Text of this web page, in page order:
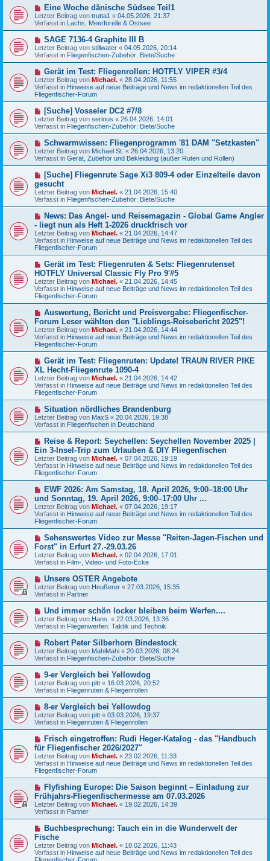
B
e
i
t
a
g
N
e
u
e
B
e
i
t
a
g
Eine Woche dänische Südsee Teil1
Letzter Beitrag von trutta1 « 04.05.2026, 21:37
Verfasst in Lachs, Meerforelle & Ostsee
N
e
u
e
B
e
i
t
r
g
SAGE 7136-4 Graphite III B
Letzter Beitrag von stillwater « 04.05.2026, 20:14
Verfasst in Fliegenfischen-Zubehör: Biete/Suche
N
e
u
e
r
B
i
t
r
a
g
Gerät im Test: Fliegenrollen: HOTFLY VIPER #3/4
Letzter Beitrag von Michael. « 28.04.2026, 11:55
Verfasst in Hinweise auf neue Beiträge und News im redaktionellen Teil des
Fliegenfischer-Forum
N
e
u
e
B
e
i
t
a
g
[Suche] Vosseler DC2 #7/8
Letzter Beitrag von serious « 26.04.2026, 14:01
Verfasst in Fliegenfischen-Zubehör: Biete/Suche
N
e
u
e
B
e
i
t
r
a
g
Schwarmwissen: Fliegenprogramm '81 DAM "Setzkasten"
Letzter Beitrag von Michael St. « 26.04.2026, 13:20
Verfasst in Gerät, Zubehör und Bekleidung (außer Ruten und Rollen)
N
e
u
e
r
B
i
t
r
a
[Suche] Fliegenrute Sage Xi3 809-4 oder Einzelteile davon
gesucht
Letzter Beitrag von Michael. « 21.04.2026, 15:40
Verfasst in Fliegenfischen-Zubehör: Biete/Suche
N
e
u
e
r
B
e
t
r
a
g
News: Das Angel- und Reisemagazin - Global Game Angler
- liegt nun als Heft 1-2026 druckfrisch vor
Letzter Beitrag von Michael. « 21.04.2026, 14:47
Verfasst in Hinweise auf neue Beiträge und News im redaktionellen Teil des
Fliegenfischer-Forum
N
e
u
e
r
B
e
t
r
a
g
Gerät im Test: Fliegenruten & Sets: Fliegenrutenset
HOTFLY Universal Classic Fly Pro 9'#5
Letzter Beitrag von Michael. « 21.04.2026, 14:45
Verfasst in Hinweise auf neue Beiträge und News im redaktionellen Teil des
Fliegenfischer-Forum
N
u
e
r
B
e
t
r
a
g
Auswertung, Bericht und Preisvergabe: Fliegenfischer-
Forum Leser wählten den "Lieblings-Reisebericht 2025"!
Letzter Beitrag von Michael. « 21.04.2026, 14:44
Verfasst in Hinweise auf neue Beiträge und News im redaktionellen Teil des
Fliegenfischer-Forum
N
e
u
e
r
B
e
t
r
a
g
Gerät im Test: Fliegenruten: Update! TRAUN RIVER PIKE
XL Hecht-Fliegenrute 1090-4
Letzter Beitrag von Michael. « 21.04.2026, 14:42
Verfasst in Hinweise auf neue Beiträge und News im redaktionellen Teil des
Fliegenfischer-Forum
N
e
u
e
B
e
i
t
r
a
g
Situation nördliches Brandenburg
Letzter Beitrag von MaxS « 20.04.2026, 19:38
Verfasst in Fliegenfischen in Deutschland
N
e
u
e
r
B
e
t
r
a
g
Reise & Report: Seychellen: Seychellen November 2025 |
Ein 3-Insel-Trip zum Urlauben & DIY Fliegenfischen
Letzter Beitrag von Michael. « 07.04.2026, 19:19
Verfasst in Hinweise auf neue Beiträge und News im redaktionellen Teil des
Fliegenfischer-Forum
N
u
e
r
B
e
t
r
a
EWF 2026: Am Samstag, 18. April 2026, 9:00–18:00 Uhr
und Sonntag, 19. April 2026, 9:00–17:00 Uhr ...
Letzter Beitrag von Michael. « 07.04.2026, 19:17
Verfasst in Hinweise auf neue Beiträge und News im redaktionellen Teil des
Fliegenfischer-Forum
N
u
e
r
B
e
i
t
r
a
g
Sehenswertes Video zur Messe "Reiten-Jagen-Fischen und
Forst" in Erfurt 27.-29.03.26
Letzter Beitrag von Michael. « 02.04.2026, 17:01
Verfasst in Film-, Video- und Foto-Ecke
N
e
u
e
B
e
i
t
a
g
Unsere OSTER Angebote
Letzter Beitrag von Heußerer « 27.03.2026, 15:35
Verfasst in Partner
N
e
u
e
B
e
i
t
a
g
Und immer schön locker bleiben beim Werfen....
Letzter Beitrag von Hans. « 22.03.2026, 13:36
Verfasst in Fliegenwerfen: Taktik und Technik
N
e
u
e
B
e
i
t
a
g
Robert Peter Silberhorn Bindestock
Letzter Beitrag von MahiMahi « 20.03.2026, 08:24
Verfasst in Fliegenfischen-Zubehör: Biete/Suche
N
e
u
e
B
e
i
t
a
g
9-er Vergleich bei Yellowdog
Letzter Beitrag von pitt « 16.03.2026, 20:52
Verfasst in Fliegenruten & Fliegenrollen
N
e
u
e
B
e
i
t
r
a
g
8-er Vergleich bei Yellowdog
Letzter Beitrag von pitt « 03.03.2026, 19:37
Verfasst in Fliegenruten & Fliegenrollen
N
u
e
r
B
e
t
r
a
Frisch eingetroffen: Rudi Heger-Katalog - das "Handbuch
für Fliegenfischer 2026/2027"
Letzter Beitrag von Michael. « 23.02.2026, 11:33
Verfasst in Hinweise auf neue Beiträge und News im redaktionellen Teil des
Fliegenfischer-Forum
N
e
u
e
r
B
i
t
r
a
Flyfishing Europe: Die Saison beginnt – Einladung zur
Frühjahrs-Fliegenfischermesse am 07.03.2026
Letzter Beitrag von Michael. « 19.02.2026, 14:39
Verfasst in Partner
N
u
e
r
Buchbesprechung: Tauch ein in die Wunderwelt der
Fische
Letzter Beitrag von Michael. « 18.02.2026, 11:43
Verfasst in Hinweise auf neue Beiträge und News im redaktionellen Teil des